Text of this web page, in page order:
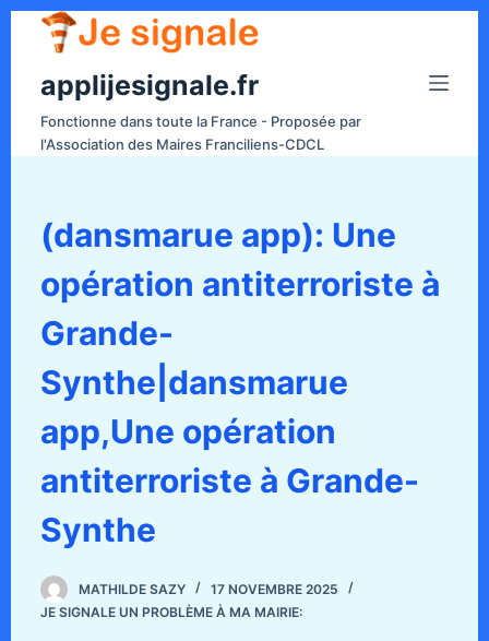
applijesignale.fr
Fonctionne dans toute la France - Proposée par
l'Association des Maires Franciliens-CDCL
(dansmarue app): Une
opération antiterroriste à
Grande-
Synthe|dansmarue
app,Une opération
antiterroriste à Grande-
Synthe
MATHILDE SAZY
17 NOVEMBRE 2025
JE SIGNALE UN PROBLÈME À MA MAIRIE: